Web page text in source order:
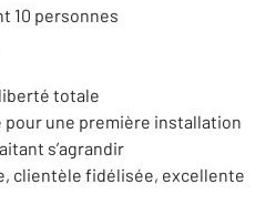
10 personnes
totale
pour une première installation
s’agrandir
clientèle fidélisée, excellente